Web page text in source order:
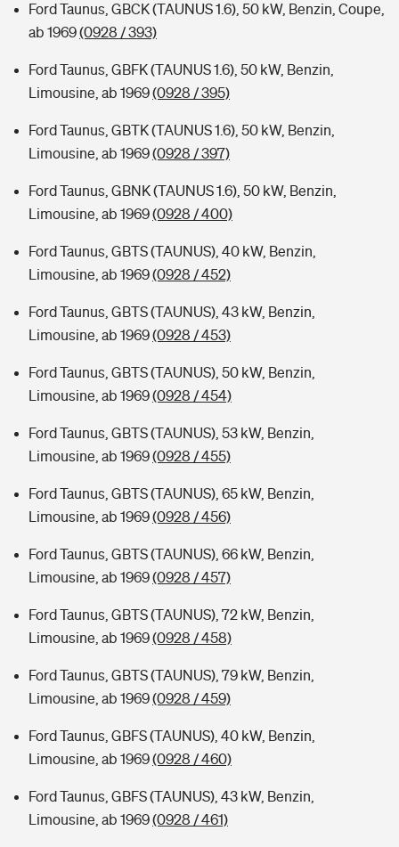
Ford Taunus, GBCK (TAUNUS 1.6), 50 kW, Benzin, Coupe,
ab 1969(0928 / 393)
Ford Taunus, GBFK (TAUNUS 1.6), 50 kW, Benzin,
Limousine, ab 1969(0928 / 395)
Ford Taunus, GBTK (TAUNUS 1.6), 50 kW, Benzin,
Limousine, ab 1969(0928 / 397)
Ford Taunus, GBNK (TAUNUS 1.6), 50 kW, Benzin,
Limousine, ab 1969(0928 / 400)
Ford Taunus, GBTS (TAUNUS), 40 kW, Benzin,
Limousine, ab 1969(0928 / 452)
Ford Taunus, GBTS (TAUNUS), 43 kW, Benzin,
Limousine, ab 1969(0928 / 453)
Ford Taunus, GBTS (TAUNUS), 50 kW, Benzin,
Limousine, ab 1969(0928 / 454)
Ford Taunus, GBTS (TAUNUS), 53 kW, Benzin,
Limousine, ab 1969(0928 / 455)
Ford Taunus, GBTS (TAUNUS), 65 kW, Benzin,
Limousine, ab 1969(0928 / 456)
Ford Taunus, GBTS (TAUNUS), 66 kW, Benzin,
Limousine, ab 1969(0928 / 457)
Ford Taunus, GBTS (TAUNUS), 72 kW, Benzin,
Limousine, ab 1969(0928 / 458)
Ford Taunus, GBTS (TAUNUS), 79 kW, Benzin,
Limousine, ab 1969(0928 / 459)
Ford Taunus, GBFS (TAUNUS), 40 kW, Benzin,
Limousine, ab 1969(0928 / 460)
Ford Taunus, GBFS (TAUNUS), 43 kW, Benzin,
Limousine, ab 1969(0928 / 461)